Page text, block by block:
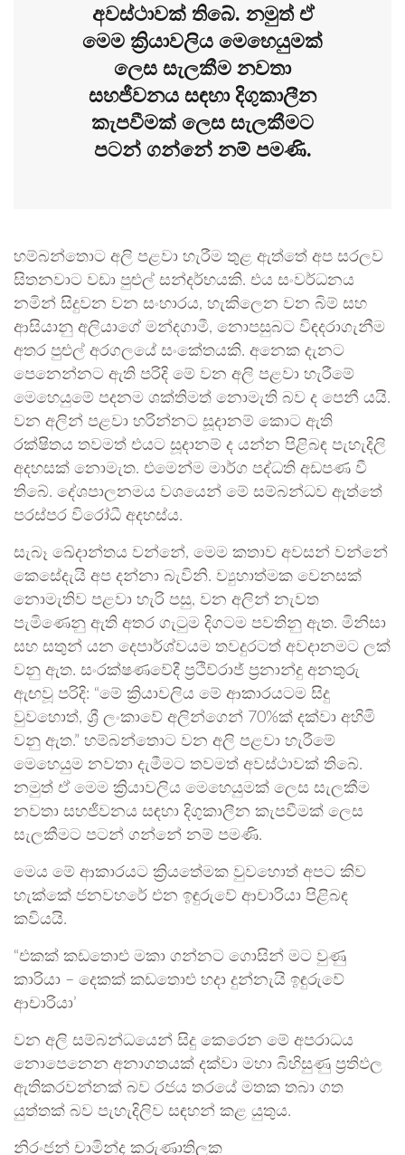
අවස්ථාවක් තිබේ. නමුත් ඒ
මෙම ක්‍රියාවලිය මෙහෙයුමක්
ලෙස සැලකීම නවතා
සහජීවනය සඳහා දිගුකාලීන
කැපවීමක් ලෙස සැලකීමට
පටන් ගන්නේ නම් පමණි.
හම්බන්තොට අලි පළවා හැරීම තුළ ඇත්තේ අප සරලව
සිතනවාට වඩා පුළුල් සන්දර්භයකි. එය සංවර්ධනය
නමින් සිදුවන වන සංහාරය, හැකිලෙන වන බිම් සහ
ආසියානු අලියාගේ මන්දගාමී, නොපසුබට විඳදරාගැනීම
අතර පුළුල් අරගලයේ සංකේතයකි. අනෙක දැනට
පෙනෙන්නට ඇති පරිදි මේ වන අලි පළවා හැරීමේ
මෙහෙයුමේ පදනම ශක්තිමත් නොමැති බව ද පෙනී යයි.
වන අලින් පළවා හරින්නට සූදානම් කොට ඇති
රක්ෂිතය තවමත් එයට සූදානම් ද යන්න පිළිබඳ පැහැදිලි
අදහසක් නොමැත. එමෙන්ම මාර්ග පද්ධති අඩපණ වී
තිබේ. දේශපාලනමය වශයෙන් මේ සම්බන්ධව ඇත්තේ
පරස්පර විරෝධී අදහස්ය.
සැබෑ ඛේදාන්තය වන්නේ, මෙම කතාව අවසන් වන්නේ
කෙසේදැයි අප දන්නා බැවිනි. ව්‍යුහාත්මක වෙනසක්
නොමැතිව පළවා හැරි පසු, වන අලින් නැවත
පැමිණෙනු ඇති අතර ගැටුම දිගටම පවතිනු ඇත. මිනිසා
සහ සතුන් යන දෙපාර්ශ්වයම තවදුරටත් අවදානමට ලක්
වනු ඇත. සංරක්ෂණවේදී ප්‍රථිව්රාජ් ප්‍රනාන්දු අනතුරු
ඇඟවූ පරිදි: “මේ ක්‍රියාවලිය මේ ආකාරයටම සිදු
වුවහොත්, ශ්‍රී ලංකාවේ අලින්ගෙන් 70%ක් දක්වා අහිමි
වනු ඇත.” හම්බන්තොට වන අලි පළවා හැරීමේ
මෙහෙයුම නවතා දැමීමට තවමත් අවස්ථාවක් තිබේ.
නමුත් ඒ මෙම ක්‍රියාවලිය මෙහෙයුමක් ලෙස සැලකීම
නවතා සහජීවනය සඳහා දිගුකාලීන කැපවීමක් ලෙස
සැලකීමට පටන් ගන්නේ නම් පමණි.
මෙය මේ ආකාරයට ක්‍රියතේමක වුවහොත් අපට කිව
හැක්කේ ජනවහරේ එන ඉඳුරුවේ ආචාරියා පිළිබඳ
කවියයි.
“එකක් කඩතොළු මකා ගන්නට ගොසින් මට වුණු
කාරියා – දෙකක් කඩතොළු හදා දුන්නැයි ඉඳුරුවේ
ආචාරියා’
වන අලි සම්බන්ධයෙන් සිදු කෙරෙන මේ අපරාධය
නොපෙනෙන අනාගතයක් දක්වා මහා බිහිසුණු ප්‍රතිඵල
ඇතිකරවන්නක් බව රජය තරයේ මතක තබා ගත
යුත්තක් බව පැහැදිලිව සඳහන් කළ යුතුය.
නිරංජන් චාමින්ද කරුණාතිලක